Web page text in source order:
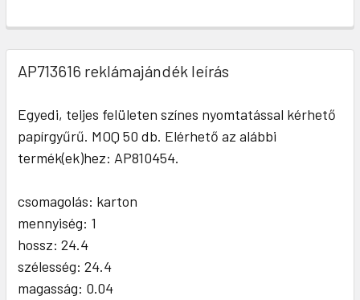
AP713616 reklámajándék leírás
Egyedi, teljes felületen színes nyomtatással kérhető
papírgyűrű. MOQ 50 db. Elérhető az alábbi
termék(ek)hez: AP810454.
csomagolás: karton
mennyiség: 1
hossz: 24.4
szélesség: 24.4
magasság: 0.04